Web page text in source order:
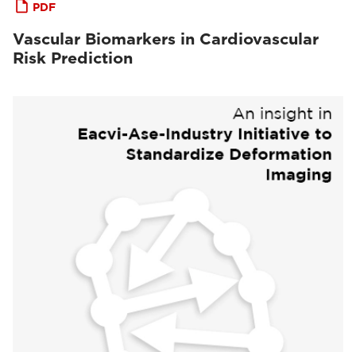
PDF
Vascular Biomarkers in Cardiovascular
Risk Prediction